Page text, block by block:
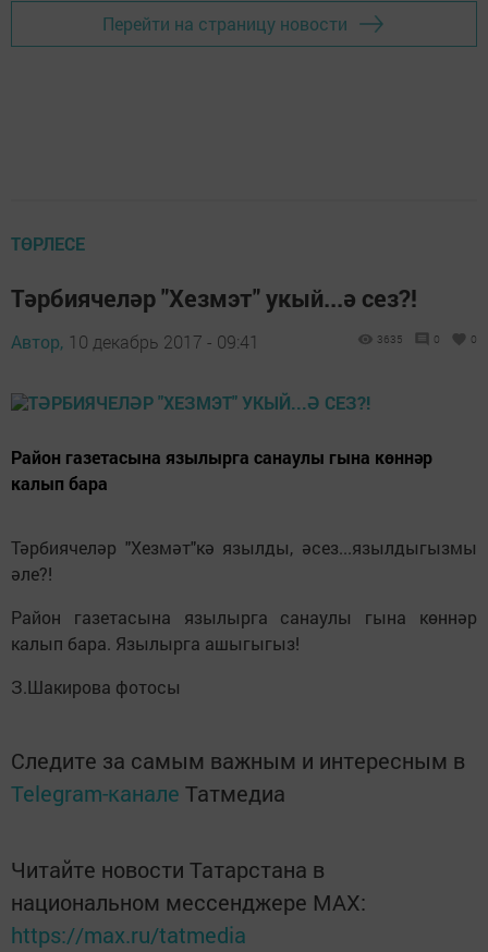
Перейти на страницу новости
ТӨРЛЕСЕ
Тәрбиячеләр "Хезмэт" укый...ә сез?!
Автор, 10 декабрь 2017 - 09:41 3635 0 0
Район газетасына язылырга санаулы гына көннәр
калып бара
Тәрбиячеләр "Хезмәт"кә язылды, әсез...язылдыгызмы
әле?!
Район газетасына язылырга санаулы гына көннәр
калып бара. Язылырга ашыгыгыз!
З.Шакирова фотосы
Следите за самым важным и интересным в
Telegram-канале Татмедиа
Читайте новости Татарстана в
национальном мессенджере MАХ:
https://max.ru/tatmedia